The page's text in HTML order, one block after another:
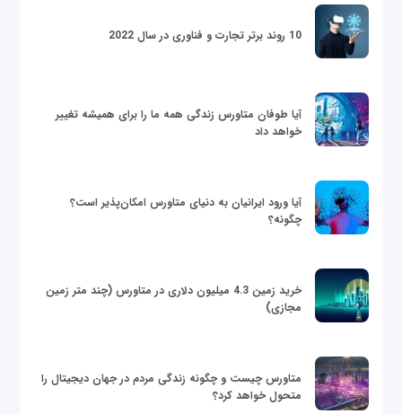
10 روند برتر تجارت و فناوری در سال 2022
آیا طوفان متاورس زندگی همه ما را برای همیشه تغییر
خواهد داد
آیا ورود ایرانیان به دنیای متاورس امکان‌پذیر است؟
چگونه؟
خرید زمین 4.3 میلیون دلاری در متاورس (چند متر زمین
مجازی)
متاورس چیست و چگونه زندگی مردم در جهان دیجیتال را
متحول خواهد کرد؟